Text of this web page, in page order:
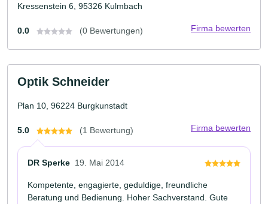
Kressenstein 6, 95326 Kulmbach
0.0 (0 Bewertungen) Firma bewerten
Optik Schneider
Plan 10, 96224 Burgkunstadt
5.0 (1 Bewertung) Firma bewerten
DR Sperke 19. Mai 2014
Kompetente, engagierte, geduldige, freundliche
Beratung und Bedienung. Hoher Sachverstand. Gute